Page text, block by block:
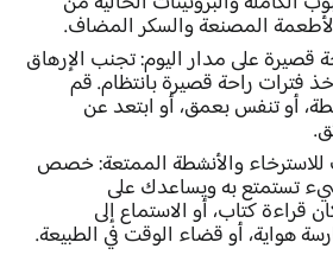
المصنعة والسكر المضاف.
قصيرة على مدار اليوم:تجنب الإرهاق
فترات راحة قصيرة بانتظام. قم
أو تنفس بعمق، أو ابتعد عن
والأنشطة الممتعة:خصص
تستمتع به ويساعدك على
قراءة كتاب، أو الاستماع إلى
هواية، أو قضاء الوقت في الطبيعة.